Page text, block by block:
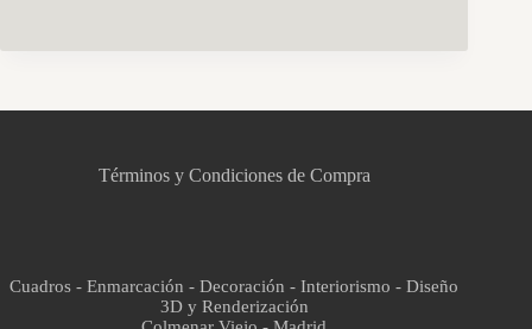
Términos y Condiciones de Compra
Cuadros - Enmarcación - Decoración - Interiorismo - Diseño
3D y Renderización
Asistente virtual · En línea